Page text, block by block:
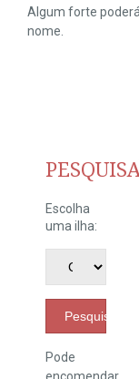
Algum forte
nome.
Escolha
uma ilha:
Pesquisar
Pode